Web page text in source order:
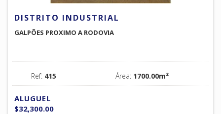
DISTRITO INDUSTRIAL
GALPÕES PROXIMO A RODOVIA
Ref: 415 Área: 1700.00m²
ALUGUEL
$32,300.00